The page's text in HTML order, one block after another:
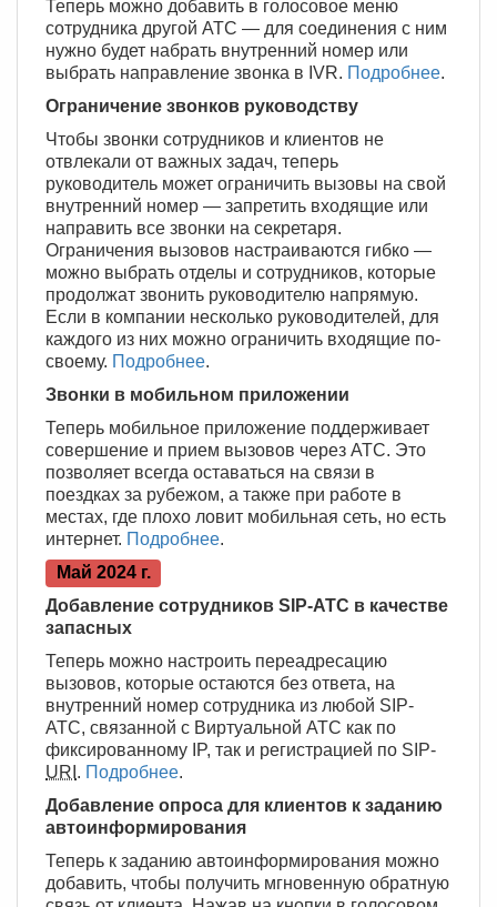
Теперь можно добавить в голосовое меню
сотрудника другой АТС — для соединения с ним
нужно будет набрать внутренний номер или
выбрать направление звонка в IVR. Подробнее.
Ограничение звонков руководству
Чтобы звонки сотрудников и клиентов не
отвлекали от важных задач, теперь
руководитель может ограничить вызовы на свой
внутренний номер — запретить входящие или
направить все звонки на секретаря.
Ограничения вызовов настраиваются гибко —
можно выбрать отделы и сотрудников, которые
продолжат звонить руководителю напрямую.
Если в компании несколько руководителей, для
каждого из них можно ограничить входящие по-
своему. Подробнее.
Звонки в мобильном приложении
Теперь мобильное приложение поддерживает
совершение и прием вызовов через АТС. Это
позволяет всегда оставаться на связи в
поездках за рубежом, а также при работе в
местах, где плохо ловит мобильная сеть, но есть
интернет. Подробнее.
Май 2024 г.
Добавление сотрудников SIP-АТС в качестве
запасных
Теперь можно настроить переадресацию
вызовов, которые остаются без ответа, на
внутренний номер сотрудника из любой SIP-
АТС, связанной с Виртуальной АТС как по
фиксированному IP, так и регистрацией по SIP-
URI . Подробнее.
Добавление опроса для клиентов к заданию
автоинформирования
Теперь к заданию автоинформирования можно
добавить, чтобы получить мгновенную обратную